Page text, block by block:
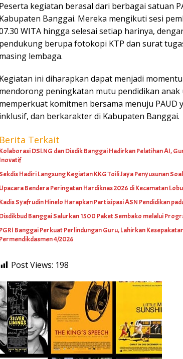
Peserta kegiatan berasal dari berbagai satuan
Kabupaten Banggai. Mereka mengikuti sesi
WITA hingga selesai setiap harinya,
pendukung berupa fotokopi KTP dan surat
masing lembaga.
Kegiatan ini diharapkan dapat menjadi
mendorong peningkatan mutu pendidikan anak
memperkuat komitmen bersama menuju PAUD
inklusif, dan berkarakter di Kabupaten Banggai.
Berita Terkait
Kolaborasi DSLNG dan Disdik Banggai Hadirkan Pelatihan AI,
Inovatif
Hadiri Langsung Kegiatan KKG Toili Jaya Penyusunan
Upacara Bendera Peringatan Hardiknas 2026 di Kecamatan
Kadis Syafrudin Hinelo Harapkan Partisipasi ASN Pendidikan
Disdikbud Banggai Salurkan 1500 Paket Sembako melalui
PGRI Banggai Perkuat Perlindungan Guru, Lahirkan
Permendikdasmen 4/2026
Post Views: 198